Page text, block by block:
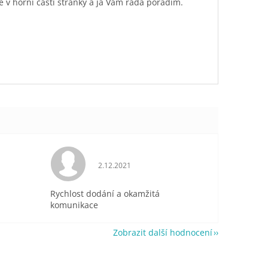
je 5 z 5 hvězdiček. Hodnocení obchodu je 5 z 5 hvězdiček.
2.12.2021
Rychlost dodání a okamžitá
komunikace
Zobrazit další hodnocení